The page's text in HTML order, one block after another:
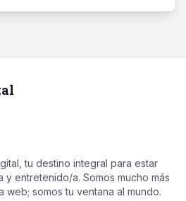
tu destino integral para estar
entretenido/a. Somos mucho más
web; somos tu ventana al mundo.